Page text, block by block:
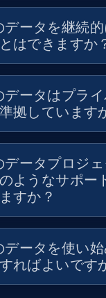
Sku, Currency, Gtin,
urls, Top
Description,
Discount percent,
ータを継続的
はできますか
ータはプライ
拠しています
ータプロジェ
ようなサポー
すか？
ータを使い始
ればよいです